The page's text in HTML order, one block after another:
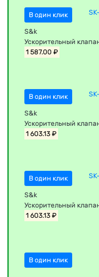
В один клик
S&k
Ускорительный
1 587.00 ₽
В один клик
S&k
Ускорительный
1 603.13 ₽
В один клик
S&k
Ускорительный
1 603.13 ₽
В один клик